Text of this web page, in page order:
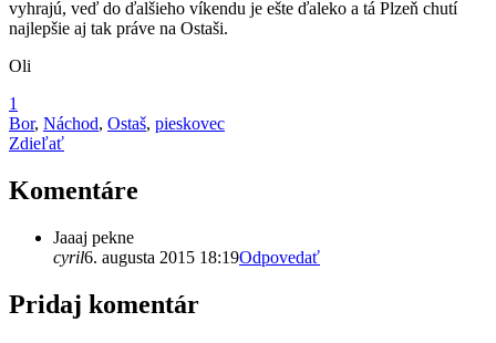
vyhrajú, veď do ďalšieho víkendu je ešte ďaleko a tá Plzeň chutí
najlepšie aj tak práve na Ostaši.
Oli
1
Bor, Náchod, Ostaš, pieskovec
Zdieľať
Komentáre
Jaaaj pekne
cyril6. augusta 2015 18:19Odpovedať
Pridaj komentár